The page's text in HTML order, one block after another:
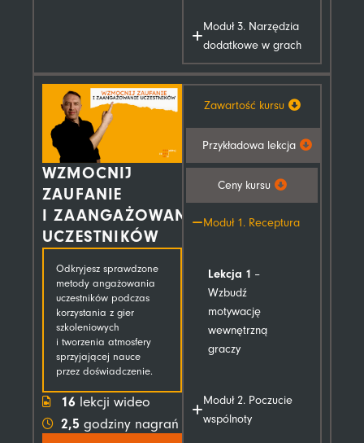
Moduł 3. Narzędzia
dodatkowe w grach
WZMOCNIJ
ZAUFANIE
I ZAANGAŻOWANIE
UCZESTNIKÓW
Odkryjesz sprawdzone
metody angażowania
uczestników podczas
korzystania z gier
szkoleniowych
i tworzenia atmosfery
sprzyjającej nauce
przez doświadczenie.
16 lekcji wideo
2,5 godziny nagrań
Zawartość kursu
Przykładowa lekcja
Ceny kursu
Moduł 1. Receptura
Lekcja 1 –
Wzbudź
motywację
wewnętrzną
graczy
Moduł 2. Poczucie
wspólnoty